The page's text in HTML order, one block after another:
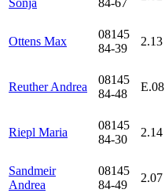
Sonja
84-67
Ottens Max
08145
84-39
2.13
Reuther Andrea
08145
84-48
E.08
Riepl Maria
08145
84-30
2.14
Sandmeir
Andrea
08145
84-49
2.07